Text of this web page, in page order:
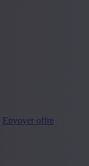
Envoyer offre